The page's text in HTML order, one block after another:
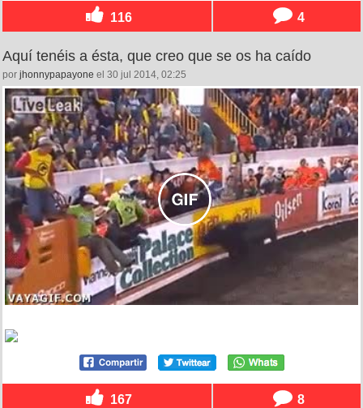
116 4
Aquí tenéis a ésta, que creo que se os ha caído
por jhonnypapayone el 30 jul 2014, 02:25
167 8